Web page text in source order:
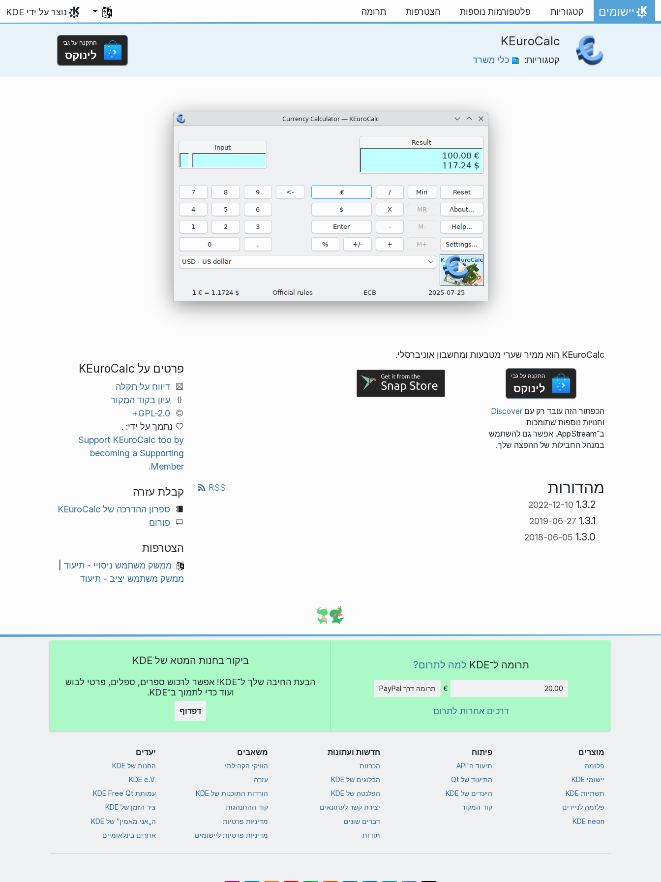
דילוג לתוכן
אתר הבית
יישומים קטגוריות פלטפורמות נוספות הצטרפות תרומה
בחירת השפה שלך
נוצר על ידי KDE
KEuroCalc
קטגוריות: כלי משרד
התקנה על גבי
לינוקס
KEuroCalc הוא ממיר שערי מטבעות ומחשבון אוניברסלי.
התקנה על גבי
לינוקס
הכפתור הזה עובד רק עםDiscover
וחנויות נוספות שתומכות
ב־AppStream. אפשר גם להשתמש
במנהל החבילות של ההפצה שלך.
מהדורות RSS
1.3.2
2022-12-10
1.3.1
2019-06-27
1.3.0
2018-06-05
פרטים על KEuroCalc
דיווח על תקלה
עיון בקוד המקור
GPL-2.0+
נתמך על ידי: .
Support KEuroCalc too by
becoming a Supporting
Member.
קבלת עזרה
ספרון ההדרכה של KEuroCalc
פורום
הצטרפות
ממשק משתמש ניסויי - תיעוד
ממשק משתמש יציב - תיעוד
תרומה ל־KDE למה לתרום?
€ תרומה דרך PayPal
דרכים אחרות לתרום
ביקור בחנות המטא של KDE
הבעת החיבה שלך ל־KDE! אפשר לרכוש ספרים, ספלים, פרטי לבוש
ועוד כדי לתמוך ב־KDE.
דפדוף
מוצרים
פלזמה
יישומי KDE
תשתיות KDE
פלזמה לניידים
KDE neon
פיתוח
תיעוד ה־API
התיעוד של Qt
היעדים של KDE
קוד המקור
חדשות ועתונות
הכרזות
הבלוגים של KDE
הפלנטה של KDE
יצירת קשר לעתונאים
דברים שונים
תודות
משאבים
הוויקי הקהילתי
עזרה
הורדות התוכנות של KDE
קוד ההתנהגות
מדיניות פרטיות
מדיניות פרטיות ליישומים
יעדים
החנות של KDE
KDE e.V.‎
עמותת KDE Free Qt
ציר הזמן של KDE
ה„אני מאמין” של KDE
אתרים בינלאומיים